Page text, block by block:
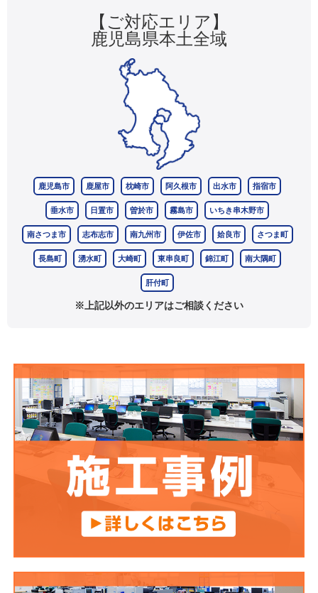
【ご対応エリア】
鹿児島県本土全域
鹿児島市 鹿屋市 枕崎市 阿久根市 出水市 指宿市
垂水市 日置市 曽於市 霧島市 いちき串木野市
南さつま市 志布志市 南九州市 伊佐市 姶良市 さつま町
長島町 湧水町 大崎町 東串良町 錦江町 南大隅町
肝付町
※上記以外のエリアはご相談ください